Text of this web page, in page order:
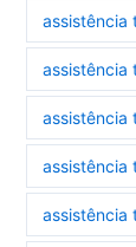
assistência
assistência
assistência
assistência
assistência